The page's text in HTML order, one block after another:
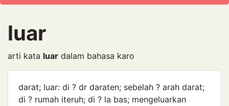
luar
arti kata luar dalam bahasa karo
darat; luar: di ? dr daraten; sebelah ? arah darat;
di ? rumah iteruh; di ? la bas; mengeluarkan